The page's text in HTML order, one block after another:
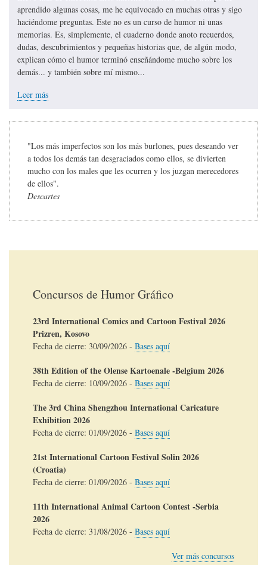
aprendido algunas cosas, me he equivocado en muchas otras y sigo
haciéndome preguntas. Este no es un curso de humor ni unas
memorias. Es, simplemente, el cuaderno donde anoto recuerdos,
dudas, descubrimientos y pequeñas historias que, de algún modo,
explican cómo el humor terminó enseñándome mucho sobre los
demás... y también sobre mí mismo...
Leer más
"Los más imperfectos son los más burlones, pues deseando ver
a todos los demás tan desgraciados como ellos, se divierten
mucho con los males que les ocurren y los juzgan merecedores
de ellos".
Descartes
Concursos de Humor Gráfico
23rd International Comics and Cartoon Festival 2026
Prizren, Kosovo
Fecha de cierre: 30/09/2026 - Bases aquí
38th Edition of the Olense Kartoenale -Belgium 2026
Fecha de cierre: 10/09/2026 - Bases aquí
The 3rd China Shengzhou International Caricature
Exhibition 2026
Fecha de cierre: 01/09/2026 - Bases aquí
21st International Cartoon Festival Solin 2026
(Croatia)
Fecha de cierre: 01/09/2026 - Bases aquí
11th International Animal Cartoon Contest -Serbia
2026
Fecha de cierre: 31/08/2026 - Bases aquí
Ver más concursos